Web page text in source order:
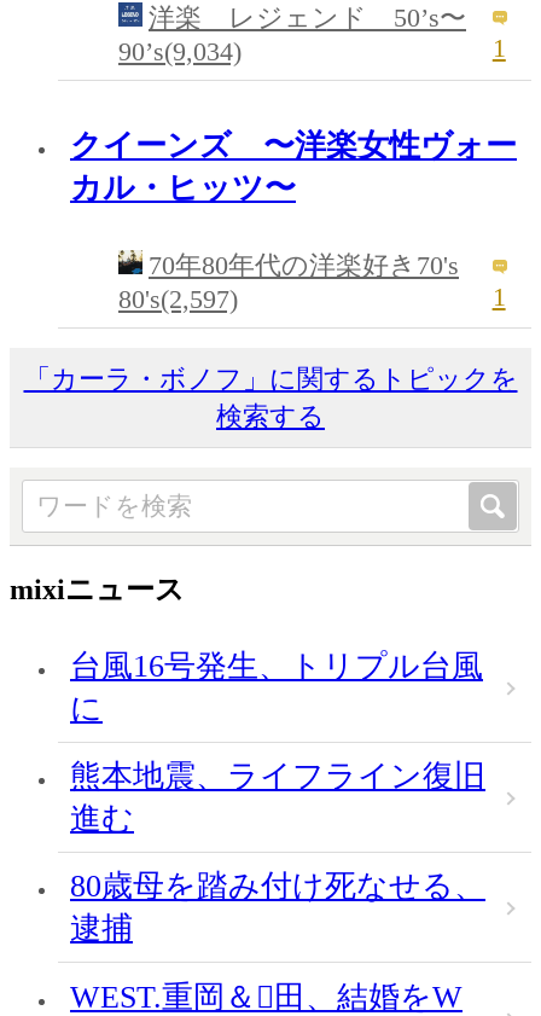
洋楽 レジェンド 50’s〜
90’s(9,034)
1
クイーンズ 〜洋楽女性ヴォー
カル・ヒッツ〜
70年80年代の洋楽好き70's
80's(2,597)
1
「カーラ・ボノフ」に関するトピックを
検索する
mixiニュース
台風16号発生、トリプル台風
に
熊本地震、ライフライン復旧
進む
80歳母を踏み付け死なせる、
逮捕
WEST.重岡＆田、結婚をW